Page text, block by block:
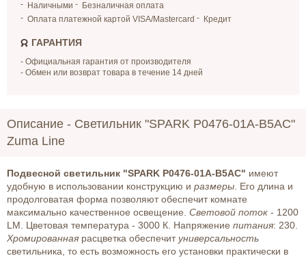
Наличными
Безналичная оплата
Оплата платежной картой VISA/Mastercard
Кредит
ГАРАНТИЯ
- Официальная гарантия от производителя
- Обмен или возврат товара в течение 14 дней
Описание - Светильник "SPARK P0476-01A-B5AC"
Zuma Line
Подвесной светильник "SPARK P0476-01A-B5AC" имеют
удобную в использовании конструкцию и размеры. Его длина и
продолговатая форма позволяют обеспечит комнате
максимально качественное освещение. Световой поток - 1200
LM. Цветовая температура - 3000 К. Напряжение питания: 230.
Хромированная расцветка обеспечит универсальность
светильника, то есть возможность его установки практически в